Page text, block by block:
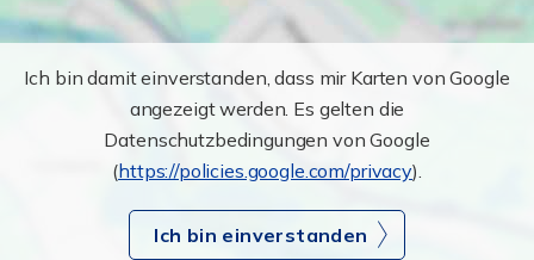
Ich bin damit einverstanden, dass mir Karten von Google
angezeigt werden. Es gelten die
Datenschutzbedingungen von Google
(https://policies.google.com/privacy).
Ich bin einverstanden